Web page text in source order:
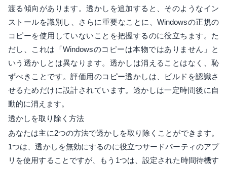
渡る傾向があります。透かしを追加すると、そのようなイン
ストールを識別し、さらに重要なことに、Windowsの正規の
コピーを使用していないことを把握するのに役立ちます。た
だし、これは「Windowsのコピーは本物ではありません」と
いう透かしとは異なります。透かしは消えることはなく、恥
ずべきことです。評価用のコピー透かしは、ビルドを認識さ
せるためだけに設計されています。透かしは一定時間後に自
動的に消えます。
透かしを取り除く方法
あなたは主に2つの方法で透かしを取り除くことができます。
1つは、透かしを無効にするのに役立つサードパーティのアプ
リを使用することですが、もう1つは、設定された時間待機す